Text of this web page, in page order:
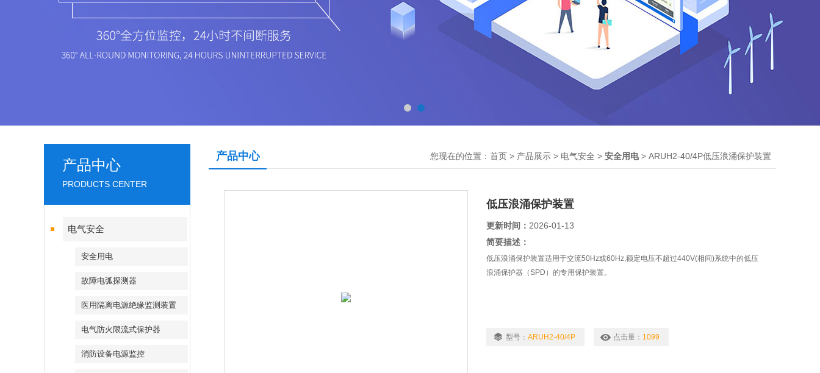
产品中心
PRODUCTS CENTER
电气安全
安全用电
故障电弧探测器
医用隔离电源绝缘监测装置
电气防火限流式保护器
消防设备电源监控
产品中心 您现在的位置： 首页 > 产品展示 > 电气安全 > 安全用电> ARUH2-40/4P低压浪涌保护装置
低压浪涌保护装置
更新时间： 2026-01-13
简要描述：
低压浪涌保护装置适用于交流50Hz或60Hz,额定电压不超过440V(相间)系统中的低压
浪涌保护器（SPD）的专用保护装置。
型号： ARUH2-40/4P 点击量： 1099